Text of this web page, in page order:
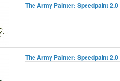
The Army Painter: Speedpaint 2.0
The Army Painter: Speedpaint 2.0